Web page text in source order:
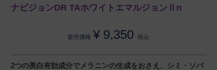
ナビジョンDR TAホワイトエマルジョンⅡn
販売価格 ¥ 9,350 税込
2つの美白有効成分でメラニンの生成をおさえ、シミ・ソバ